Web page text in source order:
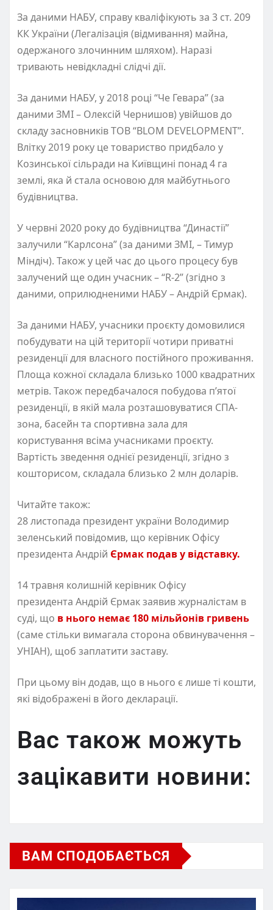
За даними НАБУ, справу кваліфікують за 3 ст. 209
КК України (Легалізація (відмивання) майна,
одержаного злочинним шляхом). Наразі
тривають невідкладні слідчі дії.
За даними НАБУ, у 2018 році “Че Гевара” (за
даними ЗМІ – Олексій Чернишов) увійшов до
складу засновників ТОВ “BLOM DEVELOPMENT”.
Влітку 2019 року це товариство придбало у
Козинської сільради на Київщині понад 4 га
землі, яка й стала основою для майбутнього
будівництва.
У червні 2020 року до будівництва “Династії”
залучили “Карлсона” (за даними ЗМІ, – Тимур
Міндіч). Також у цей час до цього процесу був
залучений ще один учасник – “R-2” (згідно з
даними, оприлюдненими НАБУ – Андрій Єрмак).
За даними НАБУ, учасники проєкту домовилися
побудувати на цій території чотири приватні
резиденції для власного постійного проживання.
Площа кожної складала близько 1000 квадратних
метрів. Також передбачалося побудова пʼятої
резиденції, в якій мала розташовуватися СПА-
зона, басейн та спортивна зала для
користування всіма учасниками проєкту.
Вартість зведення однієї резиденції, згідно з
кошторисом, складала близько 2 млн доларів.
Читайте також:
28 листопада президент україни Володимир
зеленський повідомив, що керівник Офісу
президента Андрій Єрмак подав у відставку.
14 травня колишній керівник Офісу
президента Андрій Єрмак заявив журналістам в
суді, що в нього немає 180 мільйонів гривень
(саме стільки вимагала сторона обвинувачення –
УНІАН), щоб заплатити заставу.
При цьому він додав, що в нього є лише ті кошти,
які відображені в його декларації.
Вас також можуть
зацікавити новини:
ВАМ СПОДОБАЄТЬСЯ